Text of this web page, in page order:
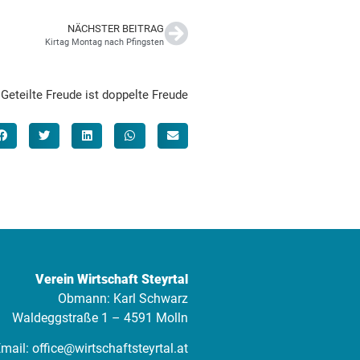
NÄCHSTER BEITRAG
Kirtag Montag nach Pfingsten
Geteilte Freude ist doppelte Freude
Verein Wirtschaft Steyrtal
Obmann: Karl Schwarz
Waldeggstraße 1 – 4591 Molln
office@wirtschaftsteyrtal.at